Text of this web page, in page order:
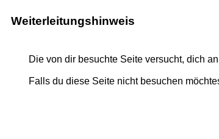
Weiterleitungshinweis
Die von dir besuchte Seite versucht, dich an
Falls du diese Seite nicht besuchen